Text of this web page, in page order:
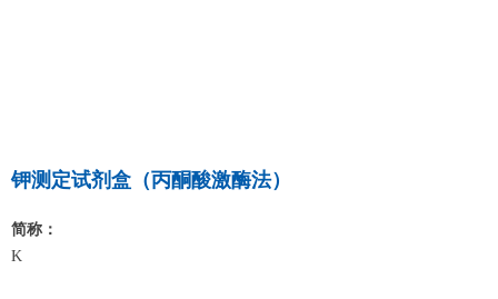
钾测定试剂盒（丙酮酸激酶法）
简称：
K